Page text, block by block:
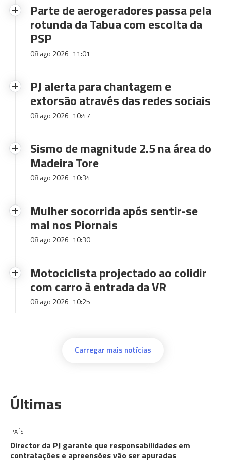
Parte de aerogeradores passa pela
rotunda da Tabua com escolta da
PSP
08 ago 2026 11:01
PJ alerta para chantagem e
extorsão através das redes sociais
08 ago 2026 10:47
Sismo de magnitude 2.5 na área do
Madeira Tore
08 ago 2026 10:34
Mulher socorrida após sentir-se
mal nos Piornais
08 ago 2026 10:30
Motociclista projectado ao colidir
com carro à entrada da VR
08 ago 2026 10:25
Carregar mais notícias
Últimas
PAÍS
Director da PJ garante que responsabilidades em
contratações e apreensões vão ser apuradas